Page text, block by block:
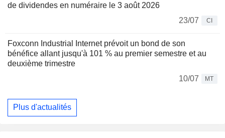
de dividendes en numéraire le 3 août 2026
23/07
CI
Foxconn Industrial Internet prévoit un bond de son
bénéfice allant jusqu'à 101 % au premier semestre et au
deuxième trimestre
10/07
MT
Plus d'actualités